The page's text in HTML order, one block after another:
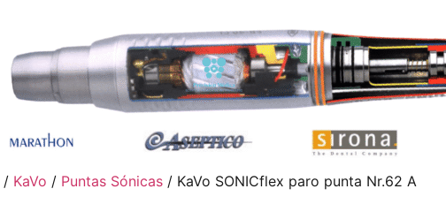
/ KaVo / Puntas Sónicas / KaVo SONICflex paro punta Nr.62 A